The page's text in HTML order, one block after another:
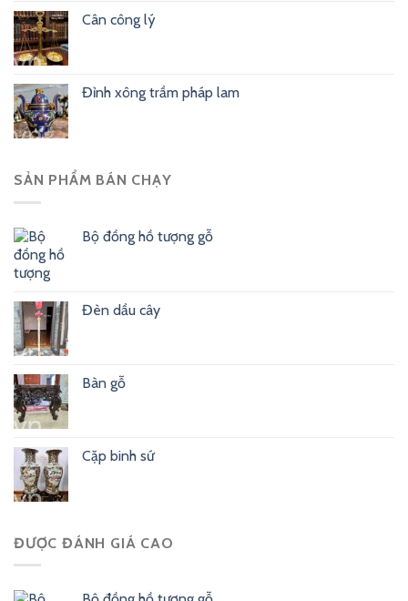
Cân công lý
Đỉnh xông trầm pháp lam
SẢN PHẨM BÁN CHẠY
Bộ đồng hồ tượng gỗ
Đèn dầu cây
Bàn gỗ
Cặp binh sứ
ĐƯỢC ĐÁNH GIÁ CAO